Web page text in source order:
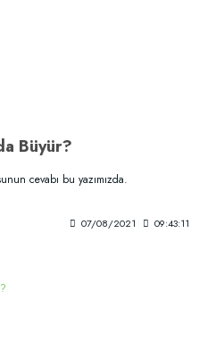
Büyür?
cevabı bu yazımızda.
07/08/2021 09:43:11